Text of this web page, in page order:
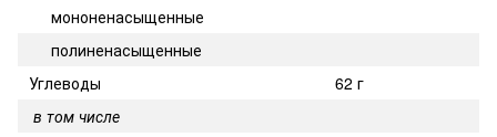
мононенасыщенные
полиненасыщенные
Углеводы
62 г
в том числе